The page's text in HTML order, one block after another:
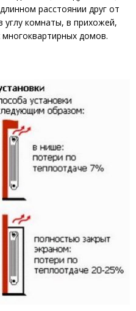
расстоянии друг от
углу комнаты, в прихожей,
домов.